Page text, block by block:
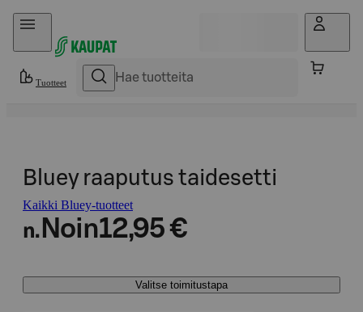
Hyppää sisältöön
Tuotteet
Bluey raaputus taidesetti
Kaikki Bluey-tuotteet
n. Noin12,95 €
Valitse toimitustapa